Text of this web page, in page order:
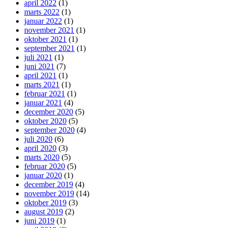
april 2022 (1)
marts 2022 (1)
januar 2022 (1)
november 2021 (1)
oktober 2021 (1)
september 2021 (1)
juli 2021 (1)
juni 2021 (7)
april 2021 (1)
marts 2021 (1)
februar 2021 (1)
januar 2021 (4)
december 2020 (5)
oktober 2020 (5)
september 2020 (4)
juli 2020 (6)
april 2020 (3)
marts 2020 (5)
februar 2020 (5)
januar 2020 (1)
december 2019 (4)
november 2019 (14)
oktober 2019 (3)
august 2019 (2)
juni 2019 (1)